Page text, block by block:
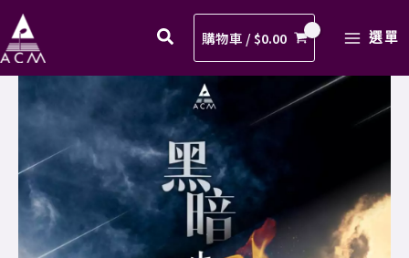
Skip
to
content
購物車 /$0.00
MENU
選單
黑
終
必
過
去
終
必
過
去
PDF
數